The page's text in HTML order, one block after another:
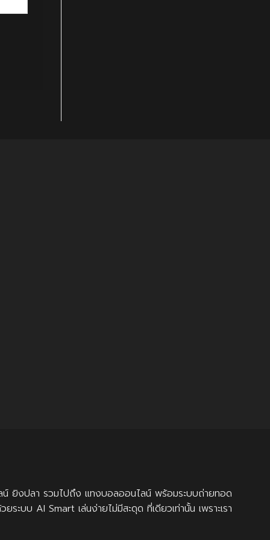
น์ ยิงปลา รวมไปถึง แทงบอลออนไลน์ พร้อมระบบถ่ายทอด
บ AI Smart เล่นง่ายไม่มีสะดุด ที่เดียวเท่านั้น เพราะเรา